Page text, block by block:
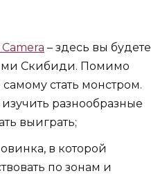
– здесь вы будете
Скибиди. Помимо
стать монстром.
разнообразные
выиграть;
в которой
по зонам и